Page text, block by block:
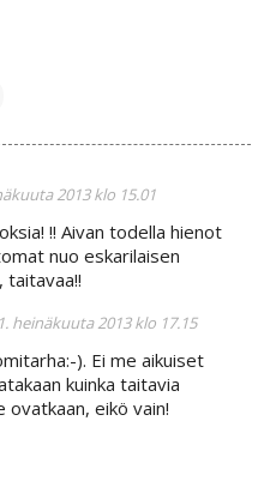
2013 klo 15.01
!! Aivan todella hienot
nuo eskarilaisen
taitavaa!!
heinäkuuta 2013 klo 17.15
). Ei me aikuiset
kuinka taitavia
ovatkaan, eikö vain!